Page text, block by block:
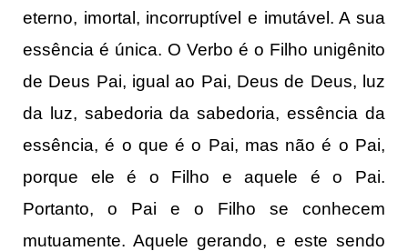
eterno, imortal, incorruptível e imutável. A sua
essência é única. O Verbo é o Filho unigênito
de Deus Pai, igual ao Pai, Deus de Deus, luz
da luz, sabedoria da sabedoria, essência da
essência, é o que é o Pai, mas não é o Pai,
porque ele é o Filho e aquele é o Pai.
Portanto, o Pai e o Filho se conhecem
mutuamente. Aquele gerando, e este sendo